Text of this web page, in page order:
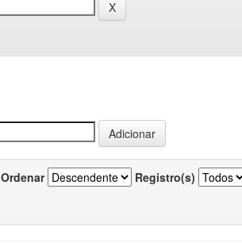
Ordenar Registro(s)